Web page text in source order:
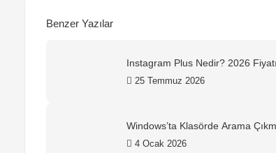
Benzer Yazılar
Instagram Plus Nedir? 2026
25 Temmuz 2026
Windows’ta Klasörde Arama
4 Ocak 2026